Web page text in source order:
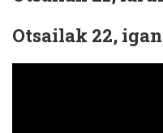
Otsailak 22,